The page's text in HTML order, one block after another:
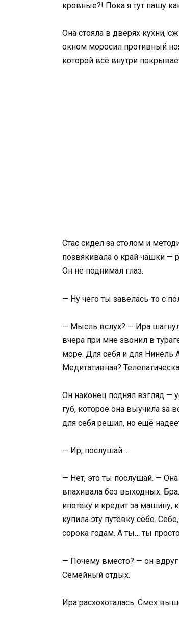
кровные?! Пока я тут пашу
Она стояла в дверях кухни,
окном моросил противный
которой всё внутри
Стас сидел за столом и
позвякивала о край чашки —
Он не поднимал глаз.
— Ну чего ты завелась-то с
— Мысль вслух? — Ира
вчера при мне звонил в
море. Для себя и для Нинель
Медитативная?
Он наконец поднял взгляд —
губ, которое она выучила за
для себя решил, но ещё
— Ир, послушай…
— Нет, это ты послушай. —
впахивала без выходных.
ипотеку и кредит за машину,
купила эту путёвку себе.
сорока годам. А ты… ты
— Почему вместо? — он
Семейный отдых.
Ира расхохоталась. Смех